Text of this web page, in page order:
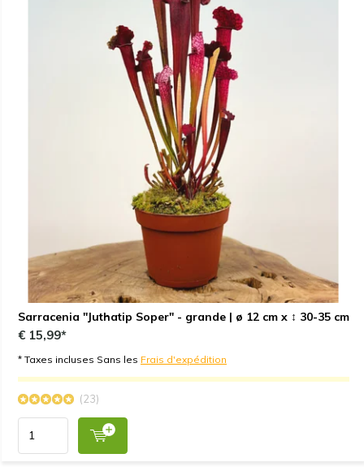
Sarracenia "Juthatip Soper" - grande | ø 12 cm x ↕ 30-35 cm
€ 15,99*
* Taxes incluses Sans les Frais d'expédition
(23)